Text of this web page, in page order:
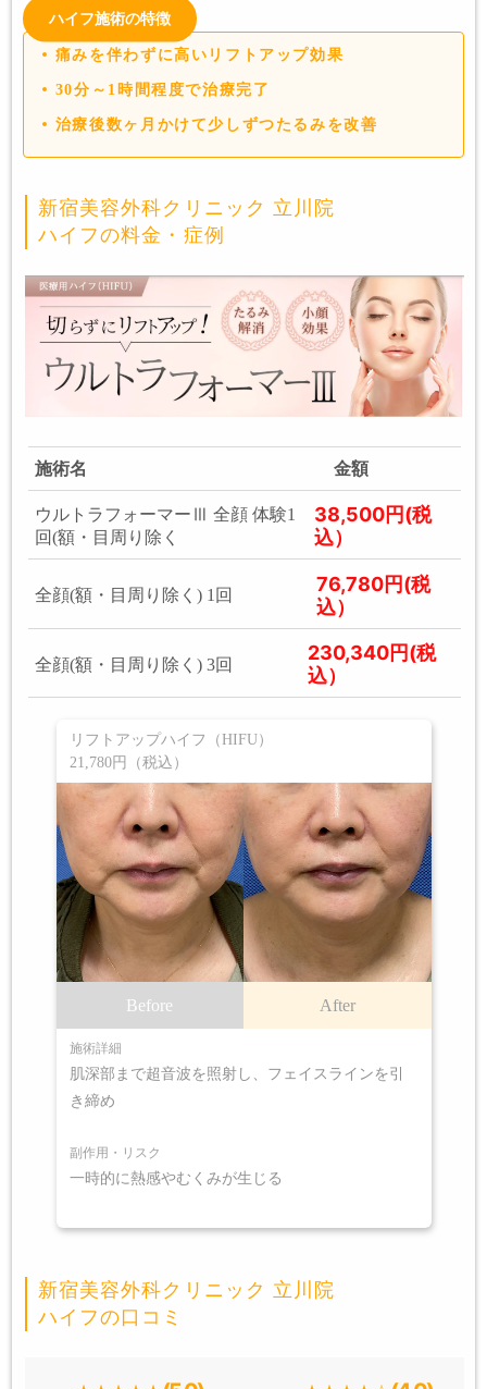
ハイフ施術の特徴
痛みを伴わずに高いリフトアップ効果
30分～1時間程度で治療完了
治療後数ヶ月かけて少しずつたるみを改善
新宿美容外科クリニック 立川院
ハイフの料金・症例
施術名 金額
ウルトラフォーマーⅢ 全顔 体験1
回(額・目周り除く
38,500円(税
込）
全顔(額・目周り除く) 1回
76,780円(税
込）
全顔(額・目周り除く) 3回
230,340円(税
込）
リフトアップハイフ（HIFU）
21,780円（税込）
Before After
施術詳細
肌深部まで超音波を照射し、フェイスラインを引
き締め
副作用・リスク
一時的に熱感やむくみが生じる
新宿美容外科クリニック 立川院
ハイフの口コミ